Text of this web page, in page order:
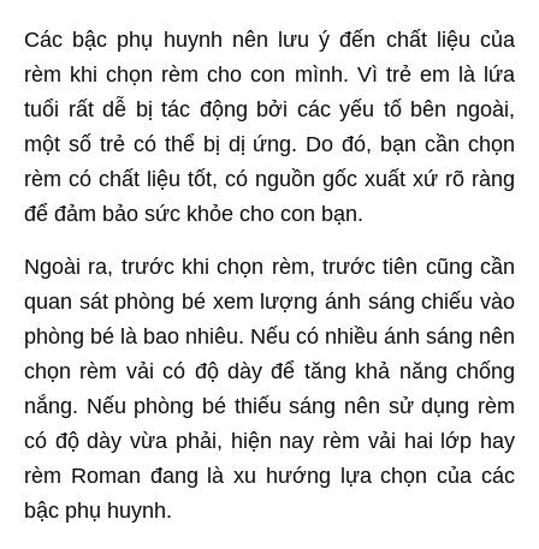
Các bậc phụ huynh nên lưu ý đến chất liệu của
rèm khi chọn rèm cho con mình. Vì trẻ em là lứa
tuổi rất dễ bị tác động bởi các yếu tố bên ngoài,
một số trẻ có thể bị dị ứng. Do đó, bạn cần chọn
rèm có chất liệu tốt, có nguồn gốc xuất xứ rõ ràng
để đảm bảo sức khỏe cho con bạn.
Ngoài ra, trước khi chọn rèm, trước tiên cũng cần
quan sát phòng bé xem lượng ánh sáng chiếu vào
phòng bé là bao nhiêu. Nếu có nhiều ánh sáng nên
chọn rèm vải có độ dày để tăng khả năng chống
nắng. Nếu phòng bé thiếu sáng nên sử dụng rèm
có độ dày vừa phải, hiện nay rèm vải hai lớp hay
rèm Roman đang là xu hướng lựa chọn của các
bậc phụ huynh.